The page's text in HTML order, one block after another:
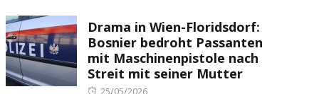
Drama in Wien-Floridsdorf:
Bosnier bedroht Passanten
mit Maschinenpistole nach
Streit mit seiner Mutter
Posted
25/05/2026